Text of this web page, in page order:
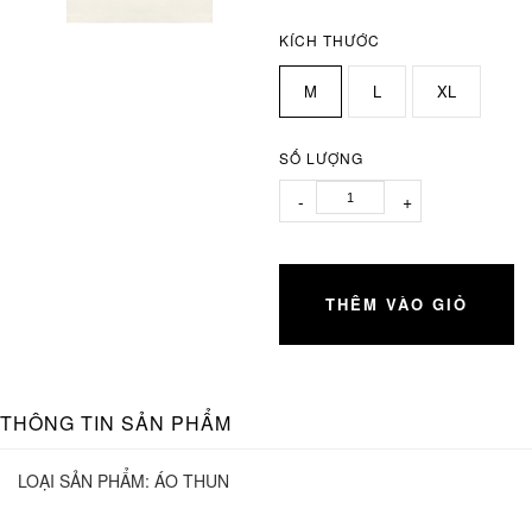
KÍCH THƯỚC
M L XL
SỐ LƯỢNG
- +
THÊM VÀO GIỎ
THÔNG TIN SẢN PHẨM
LOẠI SẢN PHẨM: ÁO THUN